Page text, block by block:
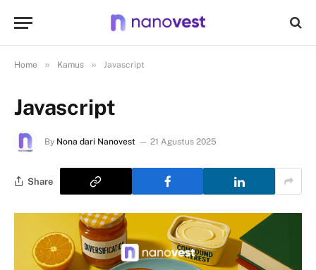
Home » Kamus » Javascript
Javascript
By Nona dari Nanovest 21 Agustus 2025
Share